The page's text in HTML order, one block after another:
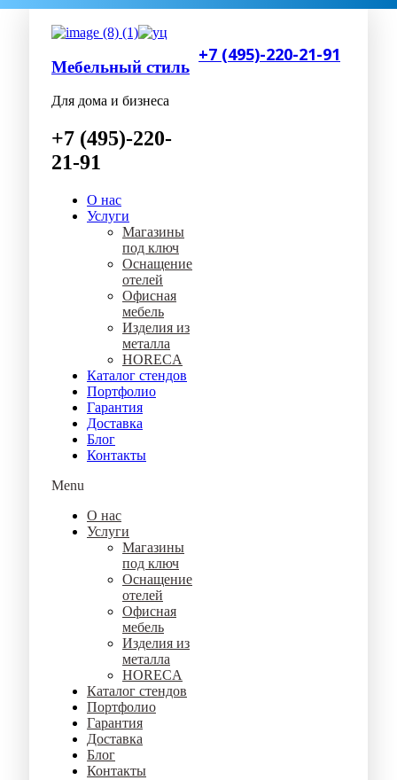
Мебельный стиль
Для дома и бизнеса
+7 (495)-220-
21-91
О нас
Услуги
Магазины
под ключ
Оснащение
отелей
Офисная
мебель
Изделия из
металла
HORECA
Каталог стендов
Портфолио
Гарантия
Доставка
Блог
Контакты
Menu
О нас
Услуги
Магазины
под ключ
Оснащение
отелей
Офисная
мебель
Изделия из
металла
HORECA
Каталог стендов
Портфолио
Гарантия
Доставка
Блог
Контакты
+7 (495)-220-21-91